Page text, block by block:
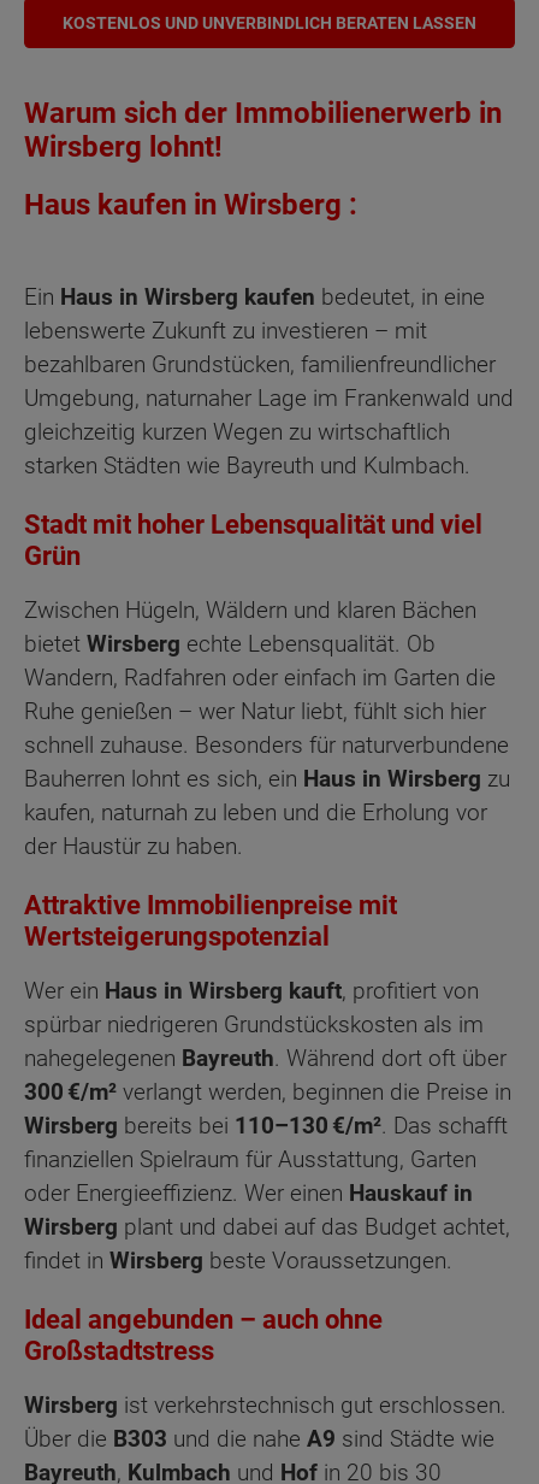
KOSTENLOS UND UNVERBINDLICH BERATEN LASSEN
Warum sich der Immobilienerwerb in
Wirsberg lohnt!
Haus kaufen in Wirsberg :
Ein Haus in Wirsberg kaufen bedeutet, in eine
lebenswerte Zukunft zu investieren – mit
bezahlbaren Grundstücken, familienfreundlicher
Umgebung, naturnaher Lage im Frankenwald und
gleichzeitig kurzen Wegen zu wirtschaftlich
starken Städten wie Bayreuth und Kulmbach.
Stadt mit hoher Lebensqualität und viel
Grün
Zwischen Hügeln, Wäldern und klaren Bächen
bietet Wirsberg echte Lebensqualität. Ob
Wandern, Radfahren oder einfach im Garten die
Ruhe genießen – wer Natur liebt, fühlt sich hier
schnell zuhause. Besonders für naturverbundene
Bauherren lohnt es sich, ein Haus in Wirsberg zu
kaufen, naturnah zu leben und die Erholung vor
der Haustür zu haben.
Attraktive Immobilienpreise mit
Wertsteigerungspotenzial
Wer ein Haus in Wirsberg kauft, profitiert von
spürbar niedrigeren Grundstückskosten als im
nahegelegenen Bayreuth. Während dort oft über
300 €/m² verlangt werden, beginnen die Preise in
Wirsberg bereits bei 110–130 €/m². Das schafft
finanziellen Spielraum für Ausstattung, Garten
oder Energieeffizienz. Wer einen Hauskauf in
Wirsberg plant und dabei auf das Budget achtet,
findet in Wirsberg beste Voraussetzungen.
Ideal angebunden – auch ohne
Großstadtstress
Wirsberg ist verkehrstechnisch gut erschlossen.
Über die B303 und die nahe A9 sind Städte wie
Bayreuth, Kulmbach und Hof in 20 bis 30